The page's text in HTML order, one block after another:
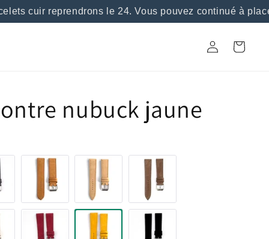
cuir reprendrons le 24. Vous pouvez continué à placer
Connexion Panier
nubuck jaune